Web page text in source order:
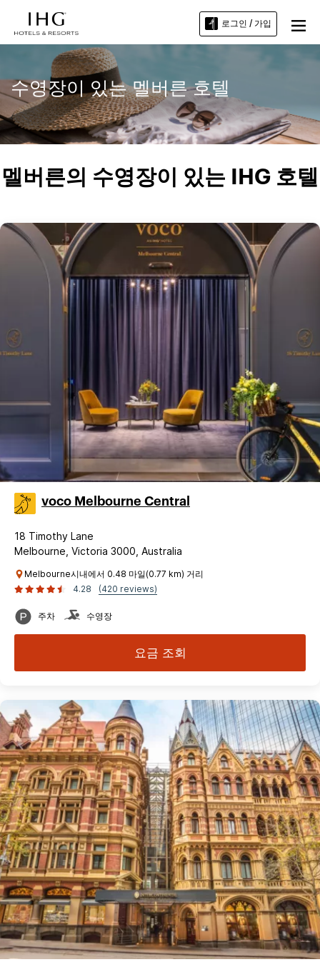
로그인 / 가입
수영장이 있는 멜버른 호텔
멜버른의 수영장이 있는 IHG 호텔
voco Melbourne Central
18 Timothy Lane
Melbourne, Victoria 3000, Australia
Melbourne시내에서 0.48 마일(0.77 km) 거리
4.28
(420 reviews)
주차 수영장
요금 조회